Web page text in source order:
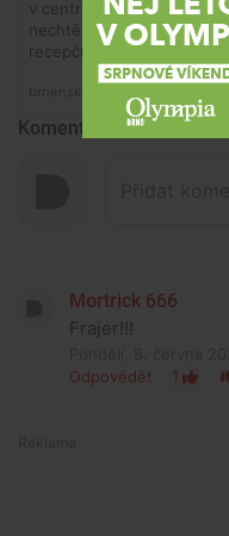
Komentáře
Mortrick 666
Frajer!!!
Odpovědět
1